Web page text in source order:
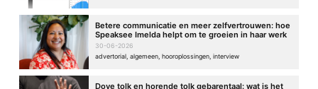
Betere communicatie en meer zelfvertrouwen: hoe
Speaksee Imelda helpt om te groeien in haar werk
30-06-2026
advertorial, algemeen, hooroplossingen, interview
Dove tolk en horende tolk gebarentaal: wat is het